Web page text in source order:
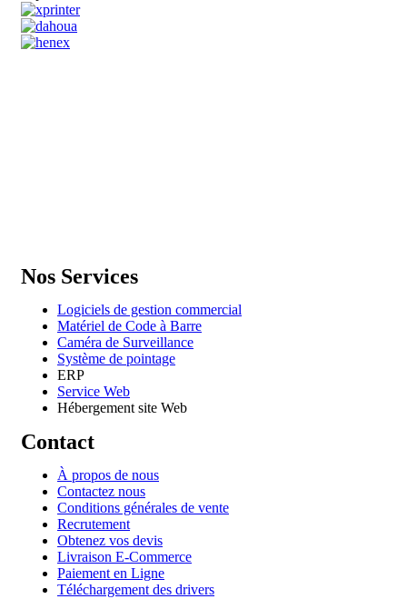
Nos Services
Logiciels de gestion commercial
Matériel de Code à Barre
Caméra de Surveillance
Système de pointage
ERP
Service Web
Hébergement site Web
Contact
À propos de nous
Contactez nous
Conditions générales de vente
Recrutement
Obtenez vos devis
Livraison E-Commerce
Paiement en Ligne
Téléchargement des drivers